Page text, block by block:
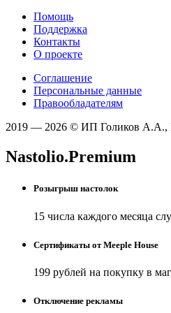
Помощь
Поддержка
Контакты
О проекте
Соглашение
Персональные данные
Правообладателям
2019 — 2026 © ИП Голиков А.А.,
Nastolio.Premium
Розыгрыш настолок
15 числа каждого месяца
Сертификаты от Meeple House
199 рублей на покупку в
Отключение рекламы